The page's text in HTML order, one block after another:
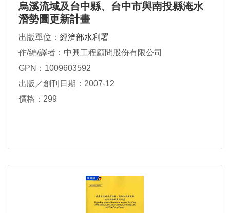
烏溪流域及台中縣、台中市與南投縣淹水
潛勢圖更新計畫
出版單位： 經濟部水利署
作/編/譯者：中興工程顧問股份有限公司
GPN：1009603592
出版／創刊日期：2007-12
價格：299